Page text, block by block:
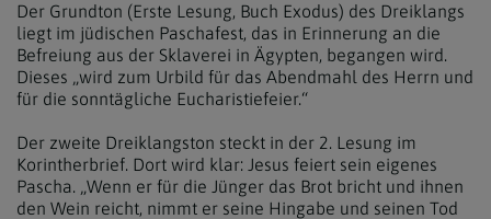
Der Grundton (Erste Lesung, Buch Exodus) des Dreiklangs
liegt im jüdischen Paschafest, das in Erinnerung an die
Befreiung aus der Sklaverei in Ägypten, begangen wird.
Dieses „wird zum Urbild für das Abendmahl des Herrn und
für die sonntägliche Eucharistiefeier.“
Der zweite Dreiklangston steckt in der 2. Lesung im
Korintherbrief. Dort wird klar: Jesus feiert sein eigenes
Pascha. „Wenn er für die Jünger das Brot bricht und ihnen
den Wein reicht, nimmt er seine Hingabe und seinen Tod